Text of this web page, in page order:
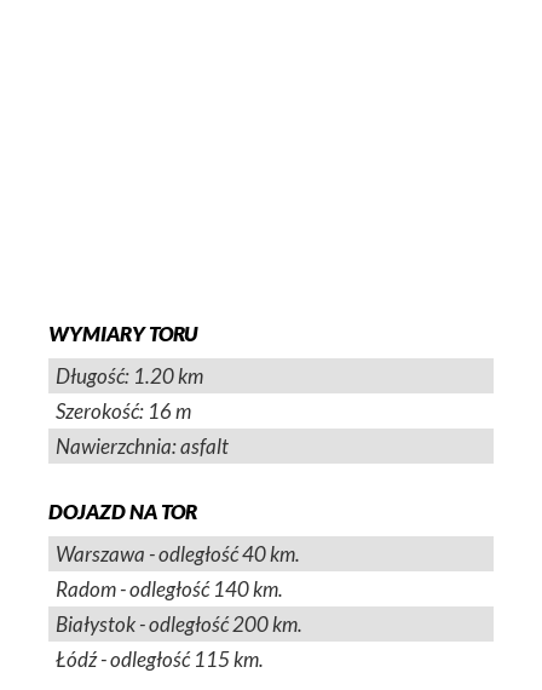
WYMIARY TORU
Długość: 1.20 km
Szerokość: 16 m
Nawierzchnia: asfalt
DOJAZD NA TOR
Warszawa - odległość 40 km.
Radom - odległość 140 km.
Białystok - odległość 200 km.
Łódź - odległość 115 km.